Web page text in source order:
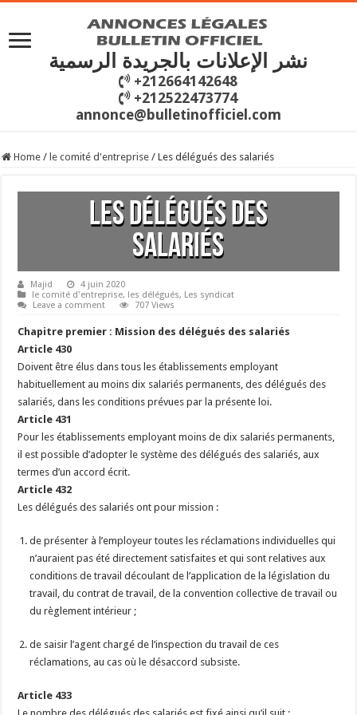
نشر الإعلانات بالجريدة الرسمية
+212664142648
+212522473774
annonce@bulletinofficiel.com
Home / le comité d'entreprise / Les délégués des salariés
Les délégués des
salariés
Majid
4 juin 2020
le comité d'entreprise, les délégués, Les syndicat
Leave a comment
707 Views
Chapitre premier : Mission des délégués des salariés
Article 430
Doivent être élus dans tous les établissements employant
habituellement au moins dix salariés permanents, des délégués des
salariés, dans les conditions prévues par la présente loi.
Article 431
Pour les établissements employant moins de dix salariés permanents,
il est possible d’adopter le système des délégués des salariés, aux
termes d’un accord écrit.
Article 432
Les délégués des salariés ont pour mission :
de présenter à l’employeur toutes les réclamations individuelles qui
n’auraient pas été directement satisfaites et qui sont relatives aux
conditions de travail découlant de l’application de la législation du
travail, du contrat de travail, de la convention collective de travail ou
du règlement intérieur ;
de saisir l’agent chargé de l’inspection du travail de ces
réclamations, au cas où le désaccord subsiste.
Article 433